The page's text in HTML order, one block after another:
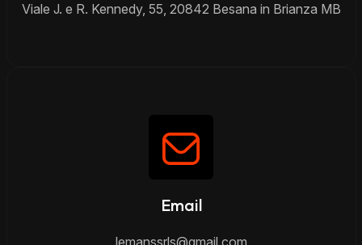
Viale J. e R. Kennedy, 55, 20842 Besana in Brianza MB
Email